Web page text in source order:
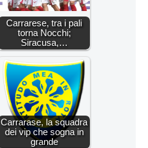
Carrarese, tra i pali
torna Nocchi;
Siracusa,…
Carrarase, la squadra
dei vip che sogna in
grande